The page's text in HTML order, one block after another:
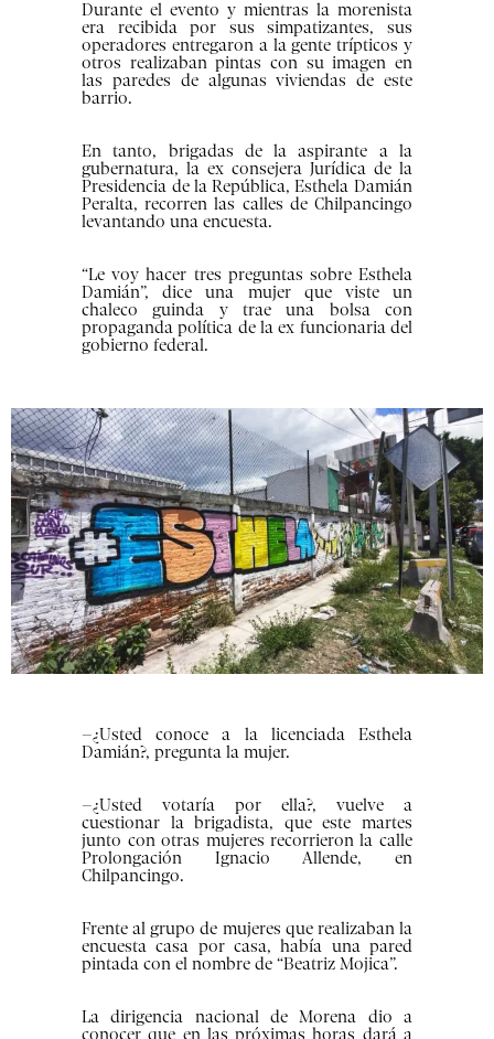
Durante el evento y mientras la morenista
era recibida por sus simpatizantes, sus
operadores entregaron a la gente trípticos y
otros realizaban pintas con su imagen en
las paredes de algunas viviendas de este
barrio.
En tanto, brigadas de la aspirante a la
gubernatura, la ex consejera Jurídica de la
Presidencia de la República, Esthela Damián
Peralta, recorren las calles de Chilpancingo
levantando una encuesta.
“Le voy hacer tres preguntas sobre Esthela
Damián”, dice una mujer que viste un
chaleco guinda y trae una bolsa con
propaganda política de la ex funcionaria del
gobierno federal.
–¿Usted conoce a la licenciada Esthela
Damián?, pregunta la mujer.
–¿Usted votaría por ella?, vuelve a
cuestionar la brigadista, que este martes
junto con otras mujeres recorrieron la calle
Prolongación Ignacio Allende, en
Chilpancingo.
Frente al grupo de mujeres que realizaban la
encuesta casa por casa, había una pared
pintada con el nombre de “Beatriz Mojica”.
La dirigencia nacional de Morena dio a
conocer que en las próximas horas dará a